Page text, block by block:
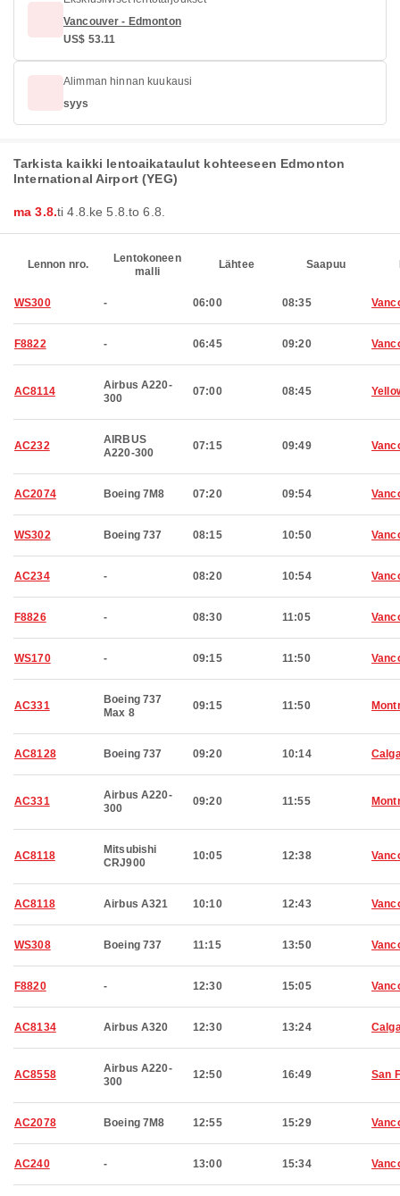
Vancouver - Edmonton
US$ 53.11
Alimman hinnan kuukausi
syys
Tarkista kaikki lentoaikataulut kohteeseen Edmonton
International Airport (YEG)
ma 3.8.ti 4.8. ke 5.8. to 6.8.
Lennon nro.
Lentokoneen
malli
Lähtee Saapuu
WS300 - 06:00 08:35
F8822 - 06:45 09:20
AC8114
Airbus A220-
300
07:00 08:45
AC232
AIRBUS
A220-300
07:15 09:49
AC2074 Boeing 7M8 07:20 09:54
WS302 Boeing 737 08:15 10:50
AC234 - 08:20 10:54
F8826 - 08:30 11:05
WS170 - 09:15 11:50
AC331
Boeing 737
Max 8
09:15 11:50
AC8128 Boeing 737 09:20 10:14
AC331
Airbus A220-
300
09:20 11:55
AC8118
Mitsubishi
CRJ900
10:05 12:38
AC8118 Airbus A321 10:10 12:43
WS308 Boeing 737 11:15 13:50
F8820 - 12:30 15:05
AC8134 Airbus A320 12:30 13:24
AC8558
Airbus A220-
300
12:50 16:49 San
AC2078 Boeing 7M8 12:55 15:29
AC240 - 13:00 15:34